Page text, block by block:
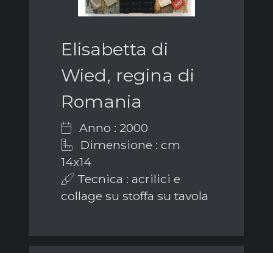
Elisabetta di
Wied, regina di
Romania
Anno : 2000
Dimensione : cm
14x14
Tecnica : acrilici e
collage su stoffa su tavola